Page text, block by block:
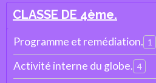
CLASSE DE 4ème.
Programme et remédiation. 1
Activité interne du globe. 4